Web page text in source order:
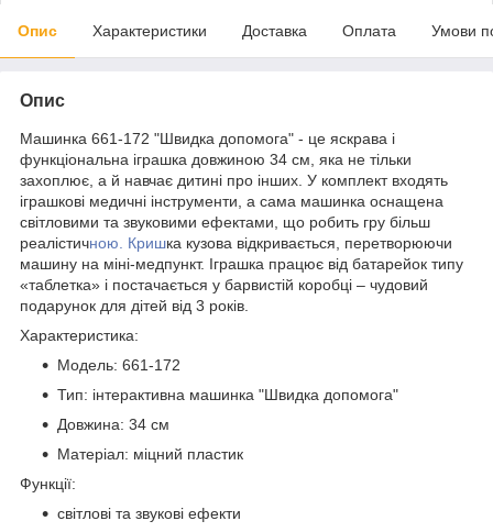
Опис Характеристики Доставка Оплата Умови
Опис
Машинка 661-172 "Швидка допомога" - це яскрава і
функціональна іграшка довжиною 34 см, яка не тільки
захоплює, а й навчає дитині про інших. У комплект входять
іграшкові медичні інструменти, а сама машинка оснащена
світловими та звуковими ефектами, що робить гру більш
реалістичною. Кришка кузова відкривається, перетворюючи
машину на міні-медпункт. Іграшка працює від батарейок типу
«таблетка» і постачається у барвистій коробці – чудовий
подарунок для дітей від 3 років.
Характеристика:
Модель: 661-172
Тип: інтерактивна машинка "Швидка допомога"
Довжина: 34 см
Матеріал: міцний пластик
Функції:
світлові та звукові ефекти